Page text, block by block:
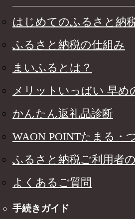
はじめてのふるさと納
ふるさと納税の仕組み
まいふるとは？
メリットいっぱい 早め
かんたん返礼品診断
WAON POINTたまる・
ふるさと納税ご利用者
よくあるご質問
手続きガイド